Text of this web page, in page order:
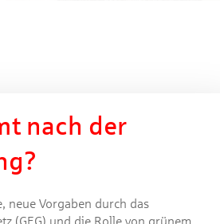
nach der
neue Vorgaben durch das